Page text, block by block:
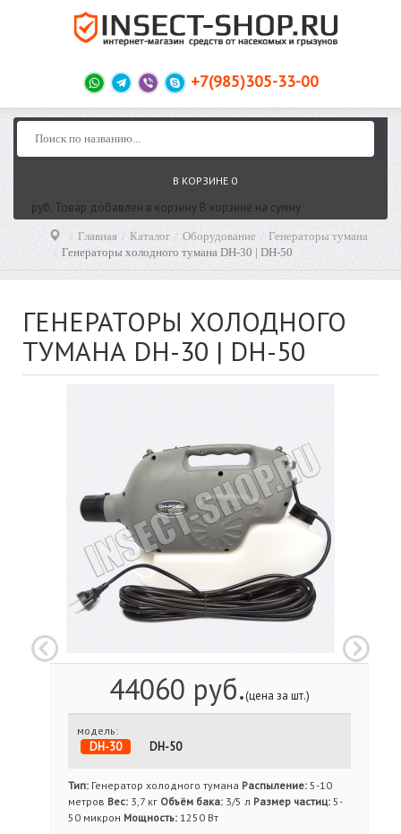
+7(985)305-33-00
В КОРЗИНЕ 0
руб. Товар добавлен в корзину В корзине на сумму
Главная Каталог Оборудование
Генераторы тумана
Генераторы холодного тумана DH-30 | DH-50
ГЕНЕРАТОРЫ ХОЛОДНОГО
ТУМАНА DH-30 | DH-50
44060 руб.(цена за шт.)
модель:
DH-30 DH-50
Тип: Генератор холодного тумана Распыление: 5-10
метров Вес: 3,7 кг Объём бака: 3/5 л Размер частиц: 5-
50 микрон Мощность: 1250 Вт